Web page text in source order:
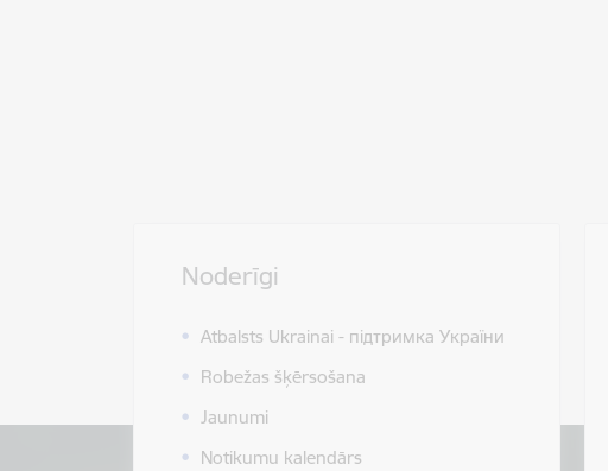
Noderīgi
Atbalsts Ukrainai - підтримка України
Robežas šķērsošana
Jaunumi
Notikumu kalendārs